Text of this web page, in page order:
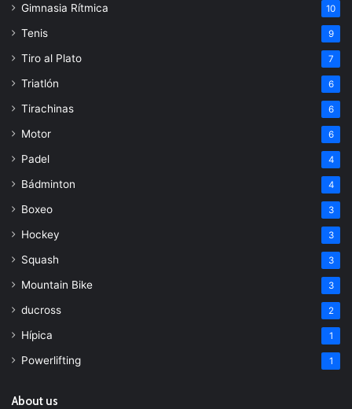
Gimnasia Rítmica 10
Tenis 9
Tiro al Plato 7
Triatlón 6
Tirachinas 6
Motor 6
Padel 4
Bádminton 4
Boxeo 3
Hockey 3
Squash 3
Mountain Bike 3
ducross 2
Hípica 1
Powerlifting 1
About us